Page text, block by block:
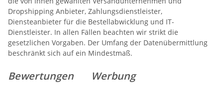
Dropshipping Anbieter, Zahlungsdienstleister,
Diensteanbieter für die Bestellabwicklung und IT-
Dienstleister. In allen Fällen beachten wir strikt die
gesetzlichen Vorgaben. Der Umfang der Datenübermittlung
beschränkt sich auf ein Mindestmaß.
Bewertungen Werbung